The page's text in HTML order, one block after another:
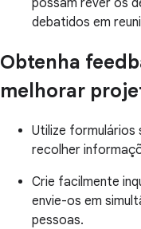
possam rever os
debatidos em
Obtenha
melhorar
Utilize formulários
recolher
Crie facilmente
envie-os em
pessoas.